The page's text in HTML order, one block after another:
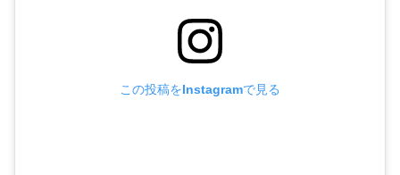
この投稿をInstagramで見る